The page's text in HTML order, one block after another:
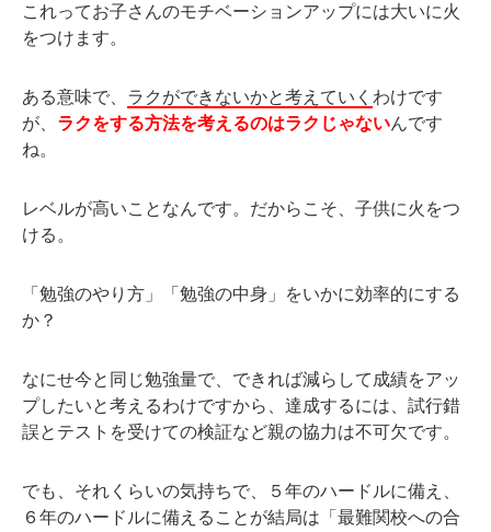
これってお子さんのモチベーションアップには大いに火
をつけます。
ある意味で、 ラクができないかと考えていく わけです
が、 ラクをする方法を考えるのはラクじゃないんです
ね。
レベルが高いことなんです。だからこそ、子供に火をつ
ける。
「勉強のやり方」「勉強の中身」をいかに効率的にする
か？
なにせ今と同じ勉強量で、できれば減らして成績をアッ
プしたいと考えるわけですから、達成するには、試行錯
誤とテストを受けての検証など親の協力は不可欠です。
でも、それくらいの気持ちで、５年のハードルに備え、
６年のハードルに備えることが結局は「最難関校への合